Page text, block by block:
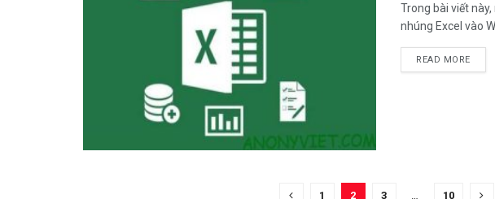
Trong bài viết
nhúng Excel vào
READ MORE
1 2 3 10